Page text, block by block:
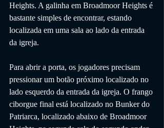
Heights. A galinha em Broadmoor Heights é
bastante simples de encontrar, estando
localizada em uma sala ao lado da entrada
da igreja.
Para abrir a porta, os jogadores precisam
pressionar um botão próximo localizado no
lado esquerdo da entrada da igreja. O frango
ciborgue final está localizado no Bunker do
Patriarca, localizado abaixo de Broadmoor